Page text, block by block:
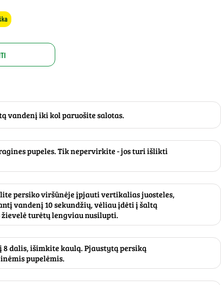
vandenį iki kol paruošite salotas.
pupeles. Tik nepervirkite - jos turi išlikti
persiko viršūnėje įpjauti vertikalias juosteles,
vandenį 10 sekundžių, vėliau įdėti į šaltą
turėtų lengviau nusilupti.
8 dalis, išimkite kaulą. Pjaustytą persiką
pupelėmis.